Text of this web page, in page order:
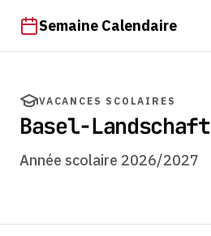
Semaine Calendaire
VACANCES SCOLAIRES
Basel-Landschaft
Année scolaire 2026/2027